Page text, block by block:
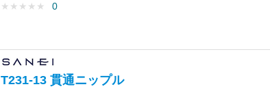
★ ★ ★ ★ ★ 0
T231-13 貫通ニップル